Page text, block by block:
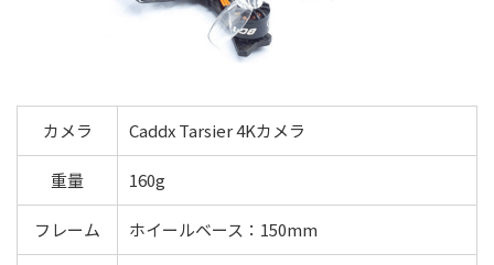
カメラ Caddx Tarsier 4Kカメラ
重量 160g
フレーム ホイールベース：150mm